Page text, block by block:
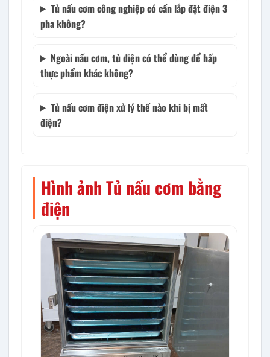
Tủ nấu cơm công nghiệp có cần lắp đặt điện 3
pha không?
Ngoài nấu cơm, tủ điện có thể dùng để hấp
thực phẩm khác không?
Tủ nấu cơm điện xử lý thế nào khi bị mất
điện?
Hình ảnh Tủ nấu cơm bằng
điện